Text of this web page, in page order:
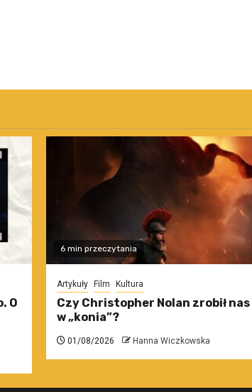
O
6 min przeczytania
Artykuły Film Kultura
Czy Christopher Nolan zrobił nas
w „konia”?
01/08/2026 Hanna Wiczkowska